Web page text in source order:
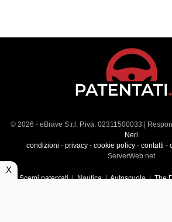
© 2026 - eBrave S.r.l. P.iva: 02311500033 |
Neri
condizioni - privacy- cookie policy- contatti -
ServerWeb.net
Scemi patentati|Nautica|Autoscuola|The
X